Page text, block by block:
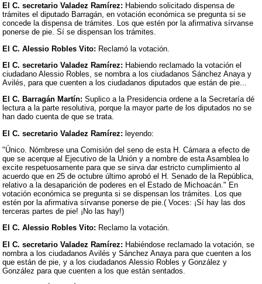
El C. secretario Valadez Ramírez: Habiendo solicitado dispensa de
trámites el diputado Barragán, en votación económica se pregunta si se
concede la dispensa de trámites. Los que estén por la afirmativa sírvanse
ponerse de pie. Sí se dispensan los trámites.
El C. Alessio Robles Vito: Reclamó la votación.
El C. secretario Valadez Ramírez: Habiendo reclamado la votación el
ciudadano Alessio Robles, se nombra a los ciudadanos Sánchez Anaya y
Avilés, para que cuenten a los ciudadanos diputados que están de pie...
El C. Barragán Martín: Suplico a la Presidencia ordene a la Secretaría dé
lectura a la parte resolutiva, porque la mayor parte de los diputados no se
han dado cuenta de que se trata.
El C. secretario Valadez Ramírez: leyendo:
"Único. Nómbrese una Comisión del seno de esta H. Cámara a efecto de
que se acerque al Ejecutivo de la Unión y a nombre de esta Asamblea lo
excite respetuosamente para que se sirva dar estricto cumplimiento al
acuerdo que en 25 de octubre último aprobó el H. Senado de la República,
relativo a la desaparición de poderes en el Estado de Michoacán." En
votación económica se pregunta si se dispensan los trámites. Los que
estén por la afirmativa sírvanse ponerse de pie.( Voces: ¡Sí hay las dos
terceras partes de pie! ¡No las hay!)
El C. Alessio Robles Vito: Reclamo la votación.
El C. secretario Valadez Ramírez: Habiéndose reclamado la votación, se
nombra a los ciudadanos Avilés y Sánchez Anaya para que cuenten a los
que están de pie, y a los ciudadanos Alessio Robles y González y
González para que cuenten a los que están sentados.